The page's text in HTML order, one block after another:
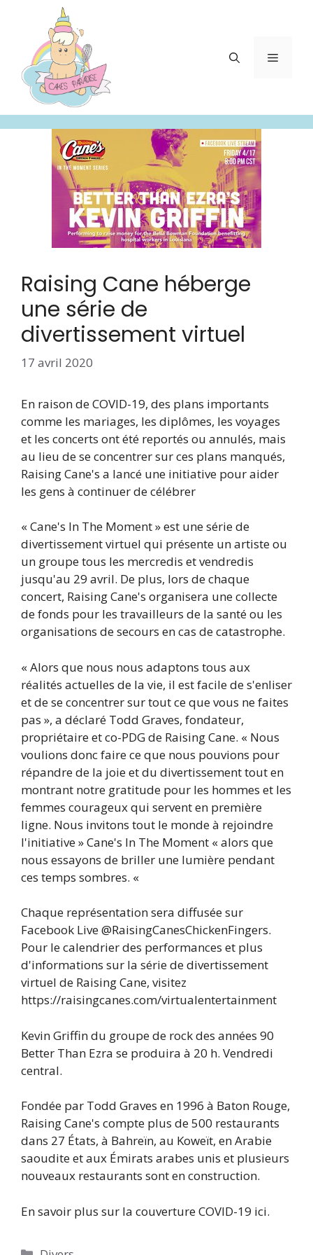
contenu
Menu
Raising Cane héberge
une série de
divertissement virtuel
17 avril 2020
En raison de COVID-19, des plans importants
comme les mariages, les diplômes, les voyages
et les concerts ont été reportés ou annulés, mais
au lieu de se concentrer sur ces plans manqués,
Raising Cane's a lancé une initiative pour aider
les gens à continuer de célébrer
« Cane's In The Moment » est une série de
divertissement virtuel qui présente un artiste ou
un groupe tous les mercredis et vendredis
jusqu'au 29 avril. De plus, lors de chaque
concert, Raising Cane's organisera une collecte
de fonds pour les travailleurs de la santé ou les
organisations de secours en cas de catastrophe.
« Alors que nous nous adaptons tous aux
réalités actuelles de la vie, il est facile de s'enliser
et de se concentrer sur tout ce que vous ne faites
pas », a déclaré Todd Graves, fondateur,
propriétaire et co-PDG de Raising Cane. « Nous
voulions donc faire ce que nous pouvions pour
répandre de la joie et du divertissement tout en
montrant notre gratitude pour les hommes et les
femmes courageux qui servent en première
ligne. Nous invitons tout le monde à rejoindre
l'initiative » Cane's In The Moment « alors que
nous essayons de briller une lumière pendant
ces temps sombres. «
Chaque représentation sera diffusée sur
Facebook Live @RaisingCanesChickenFingers.
Pour le calendrier des performances et plus
d'informations sur la série de divertissement
virtuel de Raising Cane, visitez
https://raisingcanes.com/virtualentertainment
Kevin Griffin du groupe de rock des années 90
Better Than Ezra se produira à 20 h. Vendredi
central.
Fondée par Todd Graves en 1996 à Baton Rouge,
Raising Cane's compte plus de 500 restaurants
dans 27 États, à Bahreïn, au Koweït, en Arabie
saoudite et aux Émirats arabes unis et plusieurs
nouveaux restaurants sont en construction.
En savoir plus sur la couverture COVID-19 ici.
Catégories